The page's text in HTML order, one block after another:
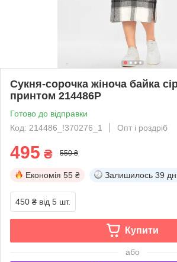
Сукня-сорочка жіноча байка
принтом 214486P
Готово до відправки
Код: 214486_!370276_1
Опт і роздріб
495 ₴ 550 ₴
Економія 55 ₴ Залишилось 39
450 ₴ від 5 шт.
Купити
або